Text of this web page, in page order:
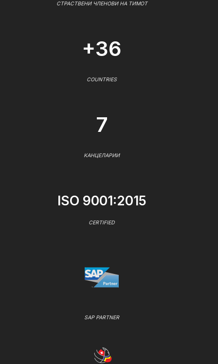
СТРАСТВЕНИ ЧЛЕНОВИ НА ТИМОТ
+36
COUNTRIES
7
КАНЦЕЛАРИИ
ISO 9001:2015
CERTIFIED
SAP PARTNER